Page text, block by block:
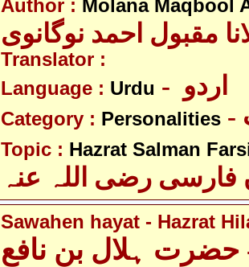
Author : Molana Maqbool
مقبول احمد نوگانوی
Translator :
Language : Urdu
Category : Personalities
Topic : Hazrat Salman
فارسی رضی اللہ عنہ
Sawahen hayat - Hazrat
حضرت ہلال بن نافع